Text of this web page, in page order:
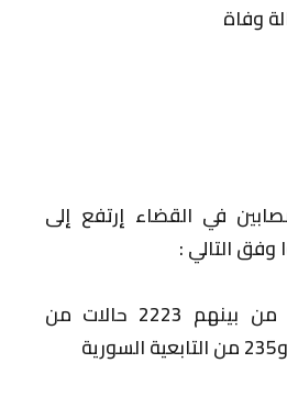
في القضاء إرتفع إلى
26042 حالة محلية من بينهم 2223 حالات من